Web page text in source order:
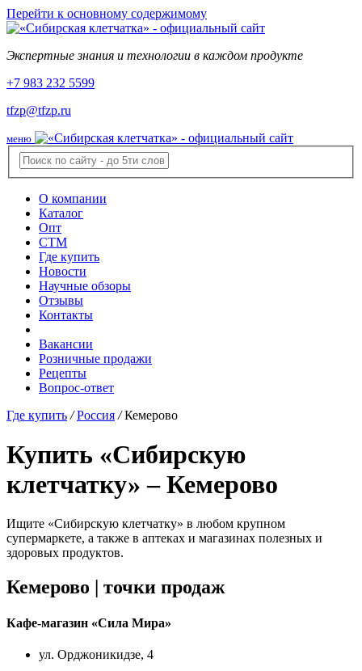
Перейти к основному содержимому
Экспертные знания и технологии в каждом продукте
+7 983 232 5599
tfzp@tfzp.ru
меню
О компании
Каталог
Опт
СТМ
Где купить
Новости
Научные обзоры
Отзывы
Контакты
Вакансии
Розничные продажи
Рецепты
Вопрос-ответ
Где купить / Россия / Кемерово
Купить «Сибирскую
клетчатку» – Кемерово
Ищите «Сибирскую клетчатку» в любом крупном
супермаркете, а также в аптеках и магазинах полезных и
здоровых продуктов.
Кемерово | точки продаж
Кафе-магазин «Сила Мира»
ул. Орджоникидзе, 4